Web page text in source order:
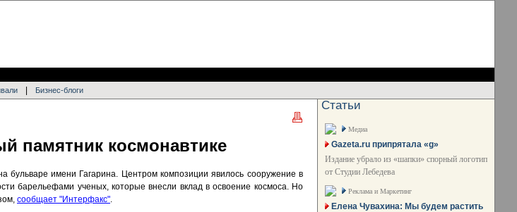
Бизнес-блоги
памятник космонавтике
бульваре имени Гагарина. Центром композиции явилось сооружение в
барельефами ученых, которые внесли вклад в освоение космоса. Но
сообщает "Интерфакс".
Статьи
Медиа
Gazeta.ru припрятала «g»
Издание убрало из «шапки» спорный логотип
от Студии Лебедева
Реклама и Маркетинг
Елена Чувахина: Мы будем растить